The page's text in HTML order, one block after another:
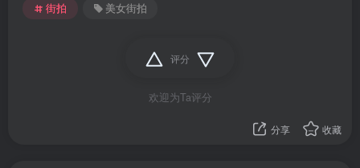
街拍 美女街拍
评分
欢迎为Ta评分
分享 收藏